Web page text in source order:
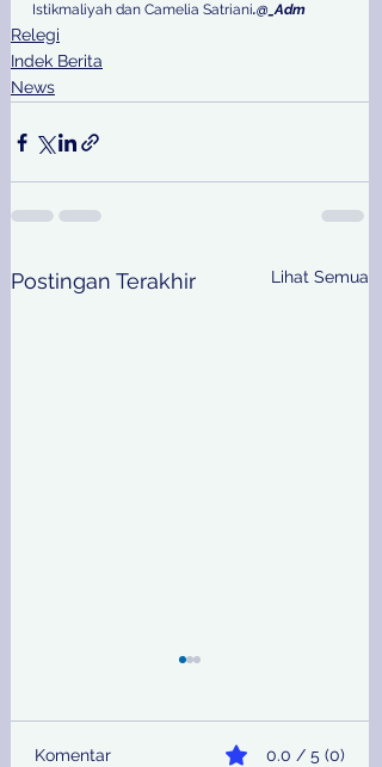
Istikmaliyah dan Camelia Satriani.@_Adm
Relegi
Indek Berita
News
Postingan Terakhir Lihat Semua
Komentar 0.0 / 5 (0)